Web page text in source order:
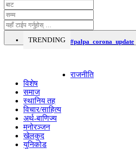
TRENDING #palpa_corona_update
राजनीति
विशेष
समाज
स्थानिय तह
विचार/साहित्य
अर्थ-बाणिज्य
मनोरञ्जन
खेलकुद
युनिकोड